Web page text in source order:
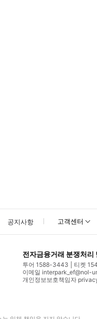
월 1–3일, 8–10일, 15–17
공지사항 고객센터
전자금융거래 분쟁처리
투어 1588-3443
티켓
이메일 interpark_ef@nol-
개인정보보호책임자